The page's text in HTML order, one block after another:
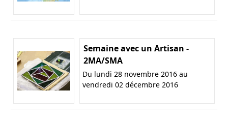
Semaine avec un Artisan -
2MA/SMA
Du lundi 28 novembre 2016 au
vendredi 02 décembre 2016